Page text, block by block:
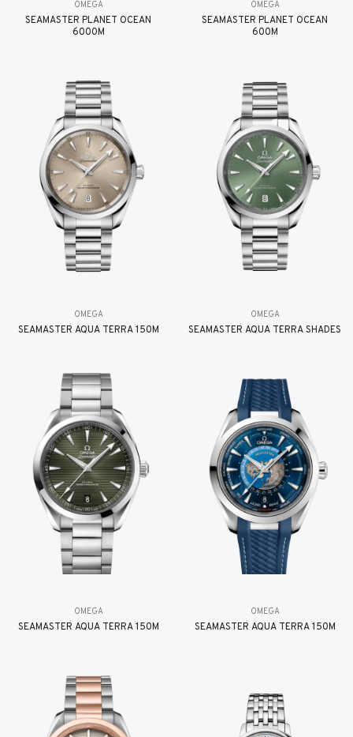
OMEGA
SEAMASTER PLANET OCEAN
6000M
OMEGA
SEAMASTER PLANET OCEAN
600M
OMEGA
SEAMASTER AQUA TERRA 150M
OMEGA
SEAMASTER AQUA TERRA SHADES
OMEGA
SEAMASTER AQUA TERRA 150M
OMEGA
SEAMASTER AQUA TERRA 150M